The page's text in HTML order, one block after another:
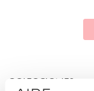
COLECCIONES